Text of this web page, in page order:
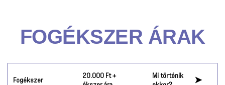
FOGÉKSZER ÁRAK
Fogékszer
20.000 Ft +
Mi történik
➤